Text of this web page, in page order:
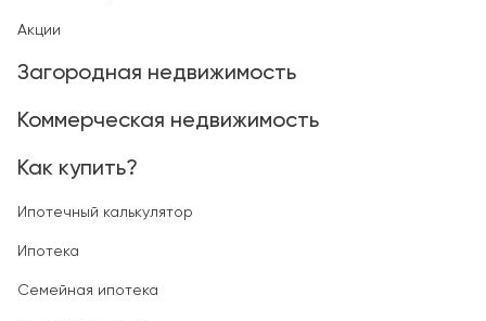
Акции
Загородная недвижимость
Коммерческая недвижимость
Как купить?
Ипотечный калькулятор
Ипотека
Семейная ипотека